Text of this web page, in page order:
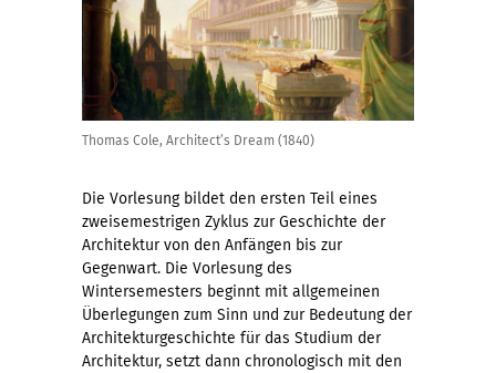
Thomas Cole, Architect’s Dream (1840)
Die Vorlesung bildet den ersten Teil eines
zweisemestrigen Zyklus zur Geschichte der
Architektur von den Anfängen bis zur
Gegenwart. Die Vorlesung des
Wintersemesters beginnt mit allgemeinen
Überlegungen zum Sinn und zur Bedeutung der
Architekturgeschichte für das Studium der
Architektur, setzt dann chronologisch mit den